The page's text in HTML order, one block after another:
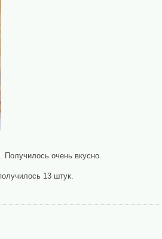
очень вкусно.
13 штук.